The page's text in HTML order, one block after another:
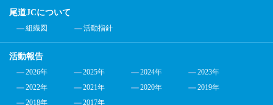
尾道JCについて
組織図 活動指針
活動報告
2026年 2025年 2024年
2023年
2022年
2021年 2020年
2019年
2018年
2017年